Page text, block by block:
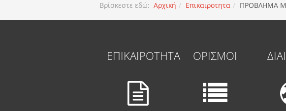
Βρίσκεστε εδώ: Αρχική Επικαιροτητα ΠΡΟΒΛΗΜΑ
ΕΠΙΚΑΙΡΟΤΗΤΑ ΟΡΙΣΜΟΙ